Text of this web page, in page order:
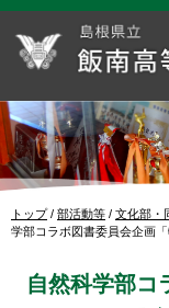
このページの本文へ
現
在
置：
トップ/ 部活動等 / 文化部・
学部コラボ図書委員会企画
自然科学部コ